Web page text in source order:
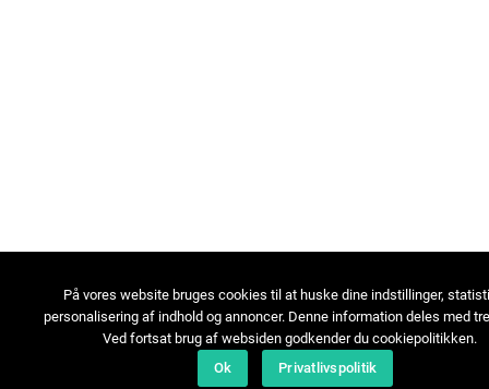
På vores website bruges cookies til at huske dine indstillinger,
personalisering af indhold og annoncer. Denne information deles med
Ved fortsat brug af websiden godkender du cookiepolitikken.
Ok
Privatlivspolitik